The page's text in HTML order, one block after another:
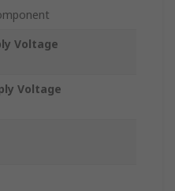
Voltage
Voltage